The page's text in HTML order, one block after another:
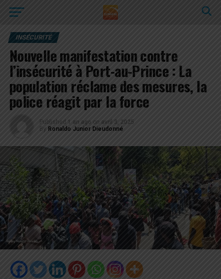
INSÉCURITÉ
Nouvelle manifestation contre
l’insécurité à Port-au-Prince : La
population réclame des mesures, la
police réagit par la force
Published 1 an ago on avril 3, 2025
By Ronaldo Junior Dieudonné